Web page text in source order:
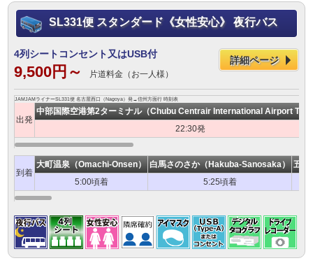
SL331便 スタンダード《女性安心》 夜行バス
4列シートコンセント又はUSB付
9,500円～ 片道料金（お一人様）
詳細ページ
JAMJAMライナーSL331便 名古屋西口（Nagoya）発→信州方面行 時刻表
出発
中部国際空港第2ターミナル（Chubu Centrair International Airport
22:30発
到着
大町温泉（Omachi-Onsen） 白馬さのさか（Hakuba-Sanosaka）
五竜
5:00頃着
5:25頃着